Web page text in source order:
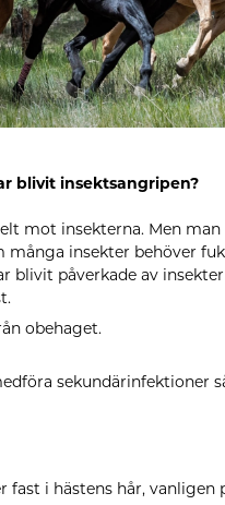
blivit insektsangripen?
mot insekterna. Men
många insekter behöver
blivit påverkade av
obehaget.
sekundärinfektioner
fast i hästens hår, vanligen